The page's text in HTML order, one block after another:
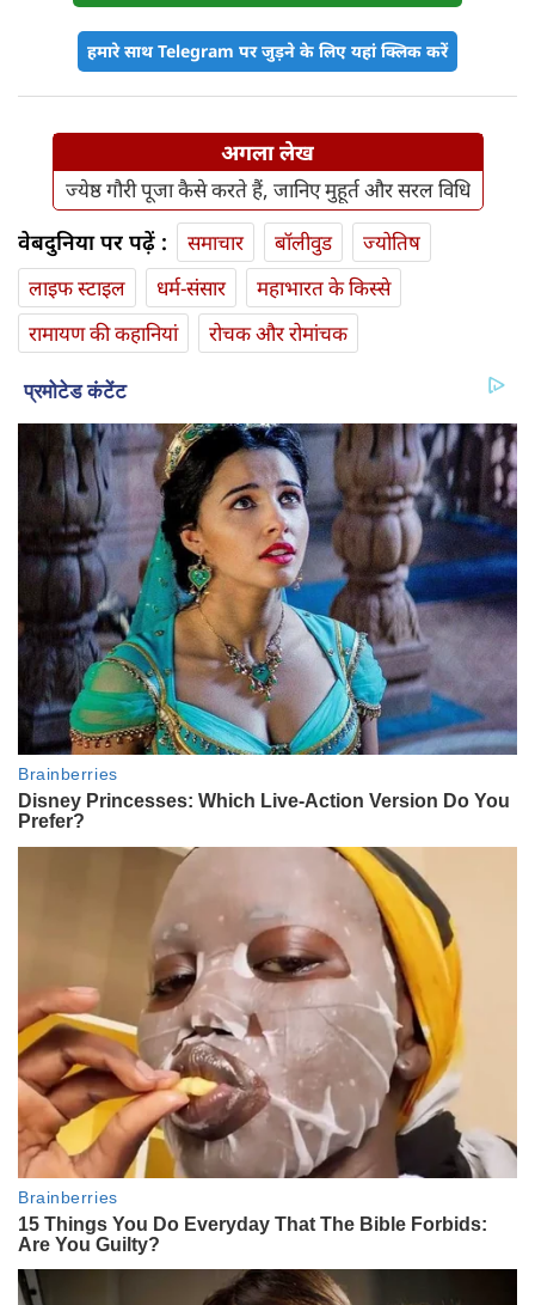
हमारे साथ Telegram पर जुड़ने के लिए यहां क्लिक करें
अगला लेख
ज्येष्ठ गौरी पूजा कैसे करते हैं, जानिए मुहूर्त और सरल विधि
वेबदुनिया पर पढ़ें : समाचार बॉलीवुड
ज्योतिष
लाइफ स्‍टाइल
धर्म-संसार
महाभारत के किस्से
रामायण की कहानियां
रोचक और रोमांचक